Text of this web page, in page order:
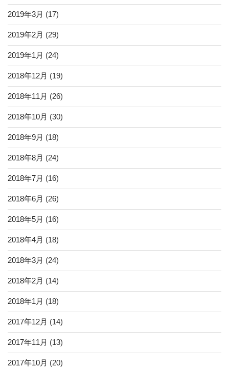
2019年3月 (17)
2019年2月 (29)
2019年1月 (24)
2018年12月 (19)
2018年11月 (26)
2018年10月 (30)
2018年9月 (18)
2018年8月 (24)
2018年7月 (16)
2018年6月 (26)
2018年5月 (16)
2018年4月 (18)
2018年3月 (24)
2018年2月 (14)
2018年1月 (18)
2017年12月 (14)
2017年11月 (13)
2017年10月 (20)